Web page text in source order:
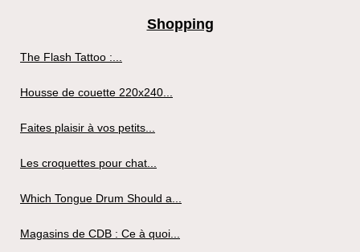
Shopping
The Flash Tattoo :...
Housse de couette 220x240...
Faites plaisir à vos petits...
Les croquettes pour chat...
Which Tongue Drum Should a...
Magasins de CDB : Ce à quoi...